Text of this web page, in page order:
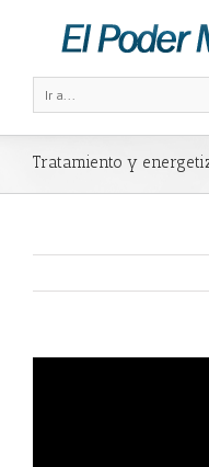
Ir a...
Tratamiento y